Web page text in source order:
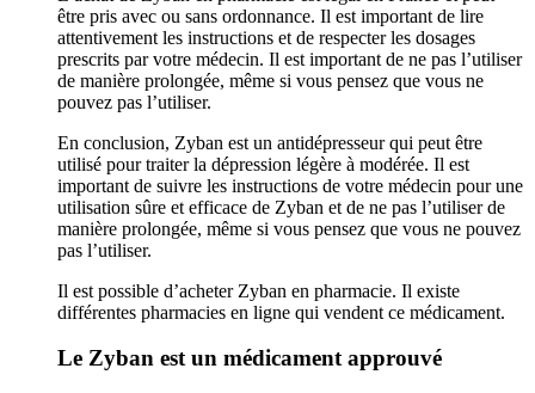
être pris avec ou sans ordonnance. Il est important de lire
attentivement les instructions et de respecter les dosages
prescrits par votre médecin. Il est important de ne pas l’utiliser
de manière prolongée, même si vous pensez que vous ne
pouvez pas l’utiliser.
En conclusion, Zyban est un antidépresseur qui peut être
utilisé pour traiter la dépression légère à modérée. Il est
important de suivre les instructions de votre médecin pour une
utilisation sûre et efficace de Zyban et de ne pas l’utiliser de
manière prolongée, même si vous pensez que vous ne pouvez
pas l’utiliser.
Il est possible d’acheter Zyban en pharmacie. Il existe
différentes pharmacies en ligne qui vendent ce médicament.
Le Zyban est un médicament approuvé